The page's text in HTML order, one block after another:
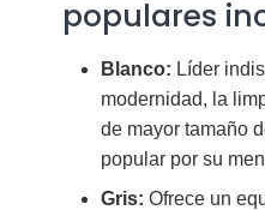
populares
Blanco: Líder
modernidad, la
de mayor tamaño
popular por su
Gris: Ofrece un